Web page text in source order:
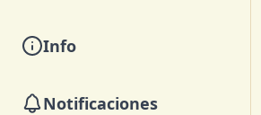
Info
Notificaciones